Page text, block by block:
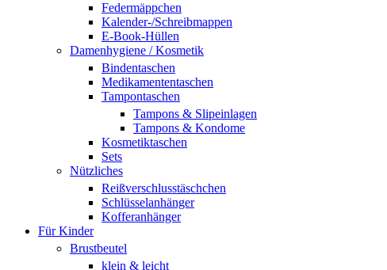
Federmäppchen
Kalender-/Schreibmappen
E-Book-Hüllen
Damenhygiene / Kosmetik
Bindentaschen
Medikamententaschen
Tampontaschen
Tampons & Slipeinlagen
Tampons & Kondome
Kosmetiktaschen
Sets
Nützliches
Reißverschlusstäschchen
Schlüsselanhänger
Kofferanhänger
Für Kinder
Brustbeutel
klein & leicht